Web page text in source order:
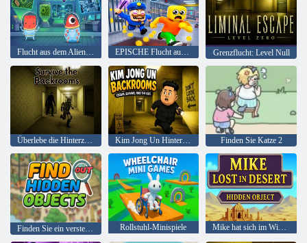
Flucht aus dem Alien-Biolabor EPISCHE Flucht aus dem Barrys-Gefängnis Grenzflucht: Level Null
Überlebe die Hinterzimmer Kim Jong Un Hinterzimmer Finden Sie Katze 2
Rollstuhl-Minispiele Mike hat sich im Wimmelbild der Wüste verirrt